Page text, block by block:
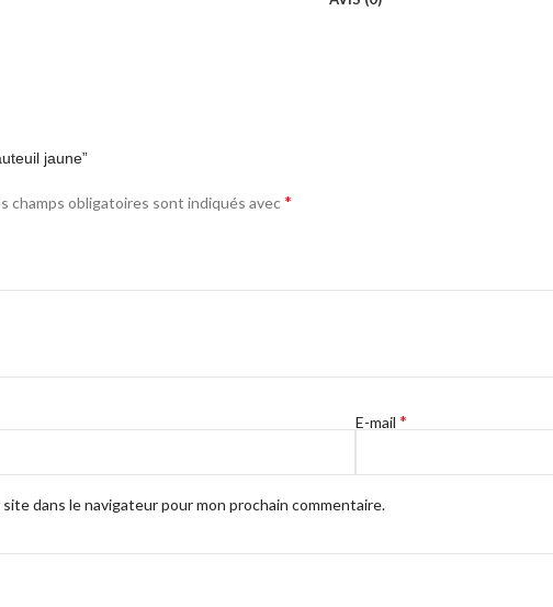
jaune”
champs obligatoires sont indiqués avec*
E-mail *
dans le navigateur pour mon prochain commentaire.